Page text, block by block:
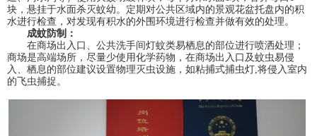
块，悬挂于水面杀灭蚊幼。定期对公共区域内的景观花盆托盘内的积
水进行检查，对发现有积水的外围环境进行检查并做有效的处理。
成蚊防制：
在商场出入口、公共洗手间灯蚊类易栖息的部位进行喷洒处理；
商场是高端场所，尽量少使用化学药物，在商场出入口及蚊虫易侵
入、栖息的部位建议设置物理灭虫设施，如粘捕式捕虫灯,将侵入室内
的飞虫捕捉。